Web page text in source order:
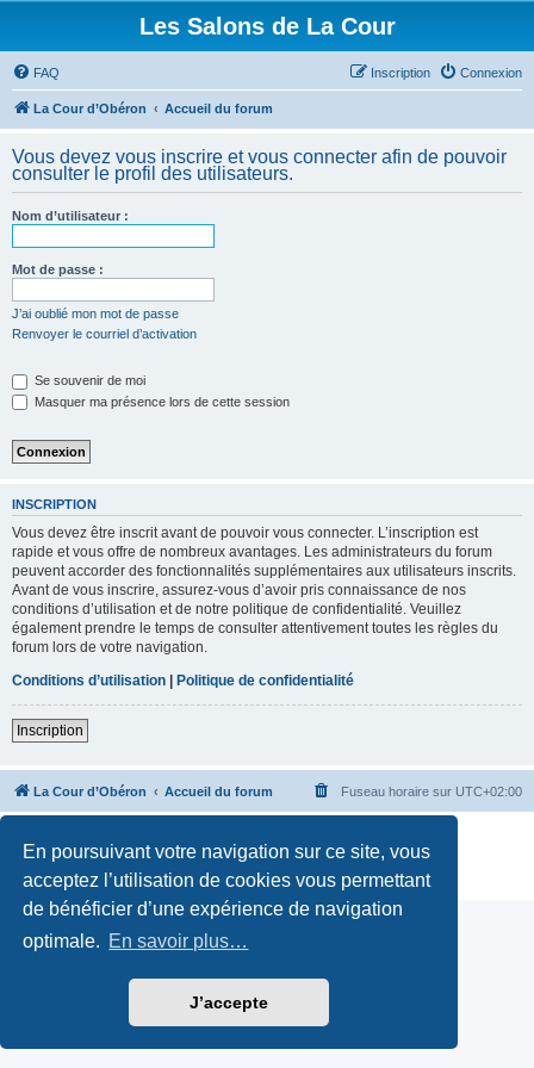
En poursuivant votre navigation sur ce site, vous
acceptez l’utilisation de cookies vous permettant
de bénéficier d’une expérience de navigation
optimale. En savoir plus…
J’accepte
Les Salons de La Cour
FAQ Connexion
Inscription
La Cour d’Obéron Accueil du forum
Vous devez vous inscrire et vous connecter afin de pouvoir
consulter le profil des utilisateurs.
Nom d’utilisateur :
Mot de passe :
J’ai oublié mon mot de passe
Renvoyer le courriel d’activation
Se souvenir de moi
Masquer ma présence lors de cette session
INSCRIPTION
Vous devez être inscrit avant de pouvoir vous connecter. L’inscription est
rapide et vous offre de nombreux avantages. Les administrateurs du forum
peuvent accorder des fonctionnalités supplémentaires aux utilisateurs inscrits.
Avant de vous inscrire, assurez-vous d’avoir pris connaissance de nos
conditions d’utilisation et de notre politique de confidentialité. Veuillez
également prendre le temps de consulter attentivement toutes les règles du
forum lors de votre navigation.
Conditions d’utilisation | Politique de confidentialité
Inscription
La Cour d’Obéron Accueil du forum Fuseau horaire sur UTC+02:00
Traduction française officielle ©Qiaeru
Confidentialité|Conditions